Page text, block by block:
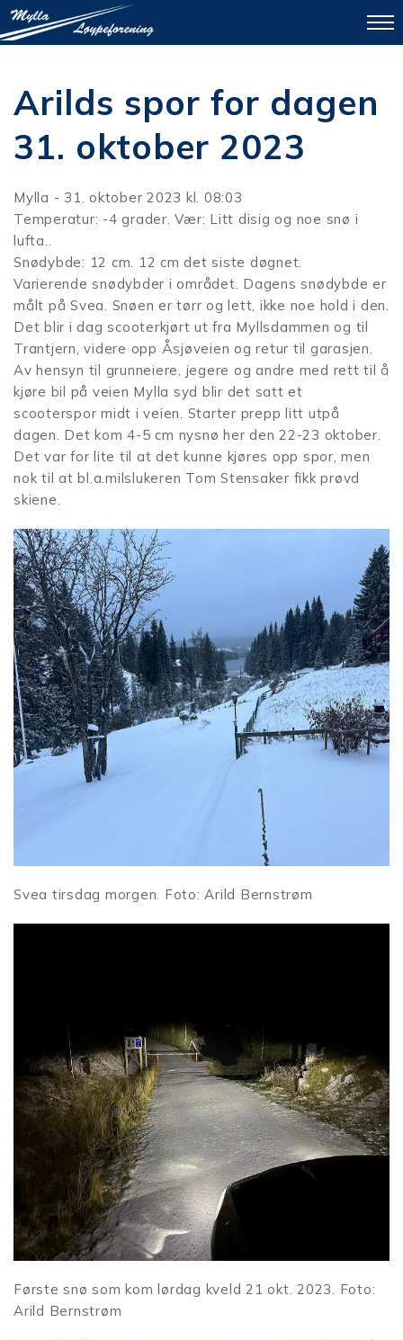
Arilds spor for dagen
31. oktober 2023
Mylla - 31. oktober 2023 kl. 08:03
Temperatur: -4 grader. Vær: Litt disig og noe snø i
lufta..
Snødybde: 12 cm. 12 cm det siste døgnet.
Varierende snødybder i området. Dagens snødybde er
målt på Svea. Snøen er tørr og lett, ikke noe hold i den.
Det blir i dag scooterkjørt ut fra Myllsdammen og til
Trantjern, videre opp Åsjøveien og retur til garasjen.
Av hensyn til grunneiere, jegere og andre med rett til å
kjøre bil på veien Mylla syd blir det satt et
scooterspor midt i veien. Starter prepp litt utpå
dagen. Det kom 4-5 cm nysnø her den 22-23 oktober.
Det var for lite til at det kunne kjøres opp spor, men
nok til at bl.a.milslukeren Tom Stensaker fikk prøvd
skiene.
Svea tirsdag morgen. Foto: Arild Bernstrøm
Første snø som kom lørdag kveld 21 okt. 2023. Foto:
Arild Bernstrøm